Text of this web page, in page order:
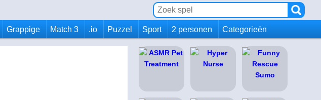
Grappige Match 3 .io Puzzel Sport 2 personen Categorieën